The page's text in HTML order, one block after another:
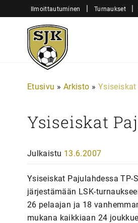
sisältöön
Ilmoittautuminen | Turnaukset |
Sjk-
Juniorit
Etusivu » Arkisto »
Ysiseiskat
Julkaistu 13.6.2007
Ysiseiskat Pajulahdessa TP-
järjestämään LSK-
26 pelaajan ja 18
mukana kaikkiaan 24